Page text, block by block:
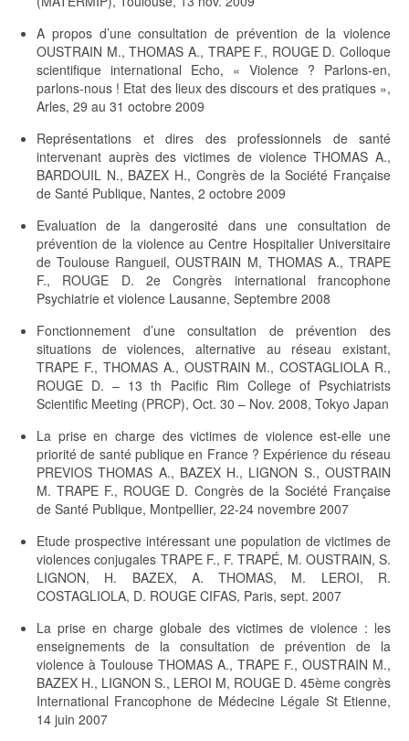
A propos d’une consultation de prévention de la violence
OUSTRAIN M., THOMAS A., TRAPE F., ROUGE D. Colloque
scientifique international Echo, « Violence ? Parlons-en,
parlons-nous ! Etat des lieux des discours et des pratiques »,
Arles, 29 au 31 octobre 2009
Représentations et dires des professionnels de santé
intervenant auprès des victimes de violence THOMAS A.,
BARDOUIL N., BAZEX H., Congrès de la Société Française
de Santé Publique, Nantes, 2 octobre 2009
Evaluation de la dangerosité dans une consultation de
prévention de la violence au Centre Hospitalier Universitaire
de Toulouse Rangueil, OUSTRAIN M, THOMAS A., TRAPE
F., ROUGE D. 2e Congrès international francophone
Psychiatrie et violence Lausanne, Septembre 2008
Fonctionnement d’une consultation de prévention des
situations de violences, alternative au réseau existant,
TRAPE F., THOMAS A., OUSTRAIN M., COSTAGLIOLA R.,
ROUGE D. – 13 th Pacific Rim College of Psychiatrists
Scientific Meeting (PRCP), Oct. 30 – Nov. 2008, Tokyo Japan
La prise en charge des victimes de violence est-elle une
priorité de santé publique en France ? Expérience du réseau
PREVIOS THOMAS A., BAZEX H., LIGNON S., OUSTRAIN
M. TRAPE F., ROUGE D. Congrès de la Société Française
de Santé Publique, Montpellier, 22-24 novembre 2007
Etude prospective intéressant une population de victimes de
violences conjugales TRAPE F., F. TRAPÉ, M. OUSTRAIN, S.
LIGNON, H. BAZEX, A. THOMAS, M. LEROI, R.
COSTAGLIOLA, D. ROUGE CIFAS, Paris, sept. 2007
La prise en charge globale des victimes de violence : les
enseignements de la consultation de prévention de la
violence à Toulouse THOMAS A., TRAPE F., OUSTRAIN M.,
BAZEX H., LIGNON S., LEROI M, ROUGE D. 45ème congrès
International Francophone de Médecine Légale St Etienne,
14 juin 2007